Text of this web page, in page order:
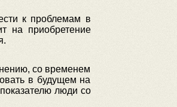
к проблемам в
на приобретение
со временем
в будущем на
люди со